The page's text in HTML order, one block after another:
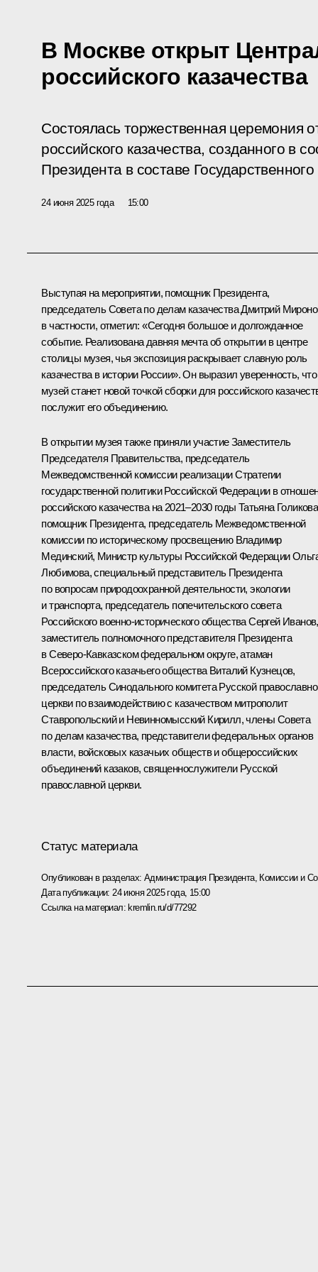
В Москве открыт
российского казачества
Состоялась торжественная церемония
российского казачества, созданного в
Президента в составе
24 июня 2025 года 15:00
Выступая на мероприятии, помощник Президента,
председатель Совета по делам казачестваДмитрий
в частности, отметил: «Сегодня большое и долгожданное
событие. Реализована давняя мечта об открытии в центре
столицы музея, чья экспозиция раскрывает славную роль
казачества в истории России». Он выразил уверенность, что
музей станет новой точкой сборки для российского
послужит его объединению.
В открытии музея также приняли участие Заместитель
Председателя Правительства, председатель
Межведомственной комиссии реализации Стратегии
государственной политики Российской Федерации в
российского казачества на 2021–2030 годы Татьяна
помощник Президента, председатель Межведомственной
комиссии по историческому просвещению Владимир
Мединский, Министр культуры Российской Федерации
Любимова, специальный представитель Президента
по вопросам природоохранной деятельности, экологии
и транспорта, председатель попечительского совета
Российского военно-исторического общества Сергей Иванов,
заместитель полномочного представителя Президента
в Северо-Кавказском федеральном округе, атаман
Всероссийского казачьего общества Виталий Кузнецов,
председатель Синодального комитета Русской
церкви по взаимодействию с казачеством митрополит
Ставропольский и Невинномысский Кирилл, члены Совета
по делам казачества, представители федеральных органов
власти, войсковых казачьих обществ и общероссийских
объединений казаков, священнослужители Русской
православной церкви.
Статус материала
Опубликован в разделах: Администрация Президента, Комиссии и
Дата публикации: 24 июня 2025 года, 15:00
Ссылка на материал: kremlin.ru/d/77292